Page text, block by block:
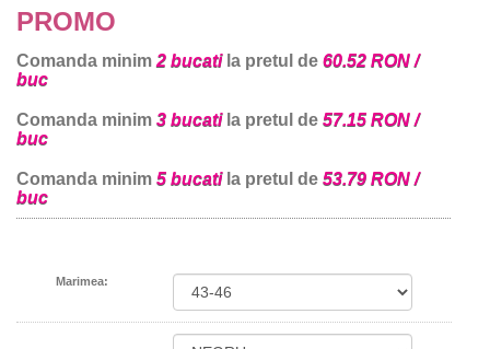
PROMO
Comanda minim 2 bucatila pretul de 60.52 RON /
buc
Comanda minim 3 bucatila pretul de 57.15 RON /
buc
Comanda minim 5 bucatila pretul de 53.79 RON /
buc
Marimea: